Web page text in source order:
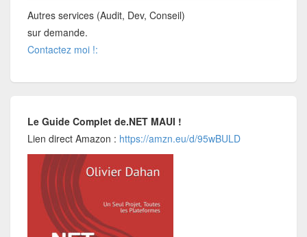
Autres services (Audit, Dev, Conseil)
sur demande.
Contactez moi !:
Le Guide Complet de.NET MAUI !
Lien direct Amazon : https://amzn.eu/d/95wBULD